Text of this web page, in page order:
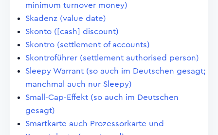
minimum turnover money)
Skadenz (value date)
Skonto ([cash] discount)
Skontro (settlement of accounts)
Skontroführer (settlement authorised person)
Sleepy Warrant (so auch im Deutschen gesagt;
manchmal auch nur Sleepy)
Small-Cap-Effekt (so auch im Deutschen
gesagt)
Smartkarte auch Prozessorkarte und